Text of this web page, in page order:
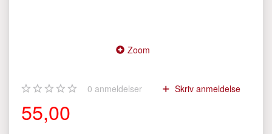
Zoom
0 anmeldelser Skriv anmeldelse
55,00